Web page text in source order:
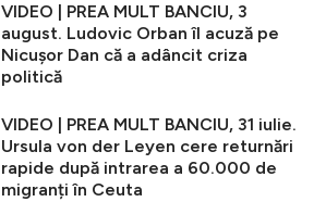
VIDEO | PREA MULT BANCIU, 3
august. Ludovic Orban îl acuză pe
Nicușor Dan că a adâncit criza
politică
VIDEO | PREA MULT BANCIU, 31 iulie.
Ursula von der Leyen cere returnări
rapide după intrarea a 60.000 de
migranți în Ceuta